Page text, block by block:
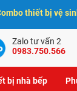
thiết bị vệ
Zalo tư vấn 2
0983.750.566
bị nhà bếp